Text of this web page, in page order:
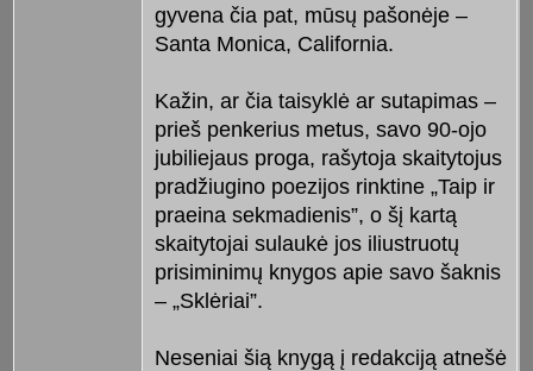
gyvena čia pat, mūsų pašonėje –
Santa Monica, California.
Kažin, ar čia taisyklė ar sutapimas –
prieš penkerius metus, savo 90-ojo
jubiliejaus proga, rašytoja skaitytojus
pradžiugino poezijos rinktine „Taip ir
praeina sekmadienis”, o šį kartą
skaitytojai sulaukė jos iliustruotų
prisiminimų knygos apie savo šaknis
– „Sklėriai”.
Neseniai šią knygą į redakciją atnešė